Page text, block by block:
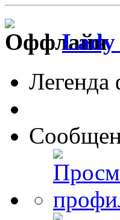
Lady
Легенда